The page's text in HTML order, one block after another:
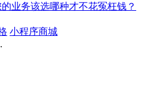
业务该选哪种才不花冤枉钱？
小程序商城